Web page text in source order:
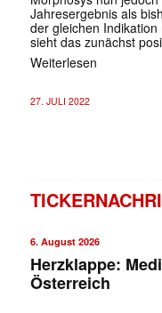
Jahresergebnis als
der gleichen
sieht das zunächst
Weiterlesen
27. JULI 2022
6. August 2026
Herzklappe:
Österreich